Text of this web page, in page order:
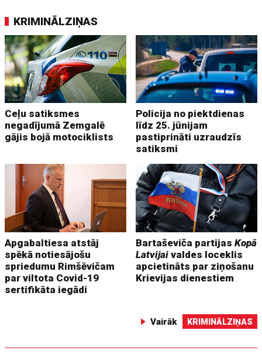
KRIMINĀLZIŅAS
Ceļu satiksmes
negadījumā Zemgalē
gājis bojā motociklists
Policija no piektdienas
līdz 25. jūnijam
pastiprināti uzraudzīs
satiksmi
Apgabaltiesa atstāj
spēkā notiesājošu
spriedumu Rimšēvičam
par viltota Covid-19
sertifikāta iegādi
Bartaševiča partijasKopā
Latvijai valdes loceklis
apcietināts par ziņošanu
Krievijas dienestiem
Vairāk KRIMINĀLZIŅAS